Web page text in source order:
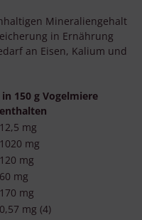
Mineraliengehalt
in Ernährung
an Eisen, Kalium und
in 150 g Vogelmiere
enthalten
12,5 mg
1020 mg
120 mg
60 mg
170 mg
0,57 mg (4)